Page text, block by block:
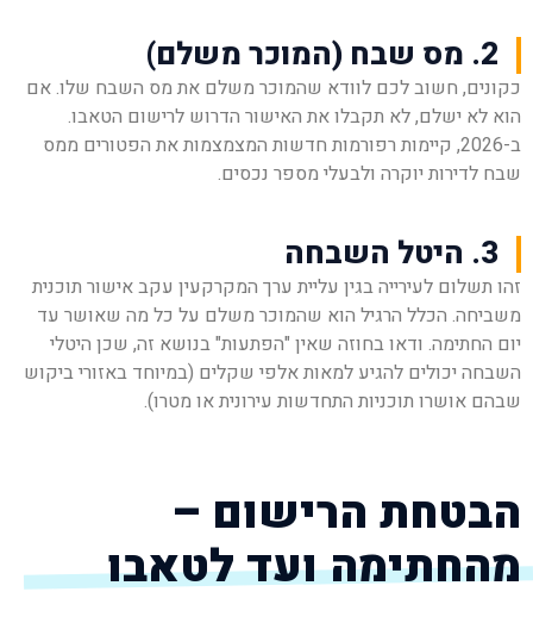
2. מס שבח (המוכר משלם)
כקונים, חשוב לכם לוודא שהמוכר משלם את מס השבח שלו. אם
הוא לא ישלם, לא תקבלו את האישור הדרוש לרישום הטאבו.
ב-2026, קיימות רפורמות חדשות המצמצמות את הפטורים ממס
שבח לדירות יוקרה ולבעלי מספר נכסים.
3. היטל השבחה
זהו תשלום לעירייה בגין עליית ערך המקרקעין עקב אישור תוכנית
משביחה. הכלל הרגיל הוא שהמוכר משלם על כל מה שאושר עד
יום החתימה. ודאו בחוזה שאין "הפתעות" בנושא זה, שכן היטלי
השבחה יכולים להגיע למאות אלפי שקלים (במיוחד באזורי ביקוש
שבהם אושרו תוכניות התחדשות עירונית או מטרו).
הבטחת הרישום –
מהחתימה ועד לטאבו